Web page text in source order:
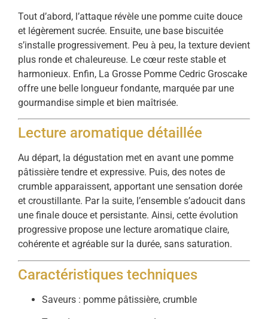
Tout d’abord, l’attaque révèle une pomme cuite douce
et légèrement sucrée. Ensuite, une base biscuitée
s’installe progressivement. Peu à peu, la texture devient
plus ronde et chaleureuse. Le cœur reste stable et
harmonieux. Enfin, La Grosse Pomme Cedric Groscake
offre une belle longueur fondante, marquée par une
gourmandise simple et bien maîtrisée.
Lecture aromatique détaillée
Au départ, la dégustation met en avant une pomme
pâtissière tendre et expressive. Puis, des notes de
crumble apparaissent, apportant une sensation dorée
et croustillante. Par la suite, l’ensemble s’adoucit dans
une finale douce et persistante. Ainsi, cette évolution
progressive propose une lecture aromatique claire,
cohérente et agréable sur la durée, sans saturation.
Caractéristiques techniques
Saveurs : pomme pâtissière, crumble